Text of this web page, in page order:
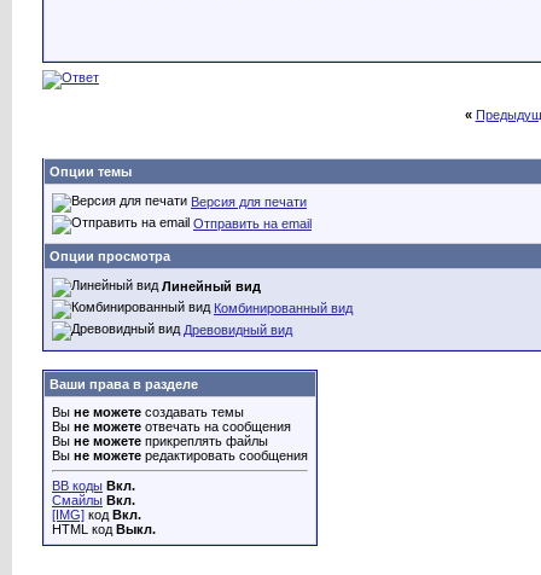
«
Опции темы
Версия для печати
Отправить на email
Опции просмотра
Линейный вид
Комбинированный вид
Древовидный вид
Ваши права в разделе
Вы не можете создавать темы
Вы не можете отвечать на сообщения
Вы не можете прикреплять файлы
Вы не можете редактировать сообщения
BB коды Вкл.
Смайлы Вкл.
[IMG] код Вкл.
HTML код Выкл.